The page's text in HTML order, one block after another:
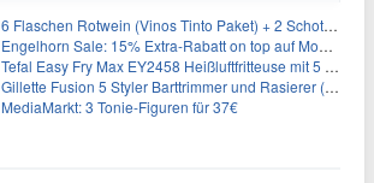
6 Flaschen Rotwein (Vinos Tinto Paket) + 2 Schott Zwiesel Gläser für 25,99€ inkl. Versand
Engelhorn Sale: 15% Extra-Rabatt on top auf Mode- und Sport-Artikel
Tefal Easy Fry Max EY2458 Heißluftfritteuse mit 5 Litern für 64,99€
Gillette Fusion 5 Styler Barttrimmer und Rasierer (All in One) für 16€
MediaMarkt: 3 Tonie-Figuren für 37€